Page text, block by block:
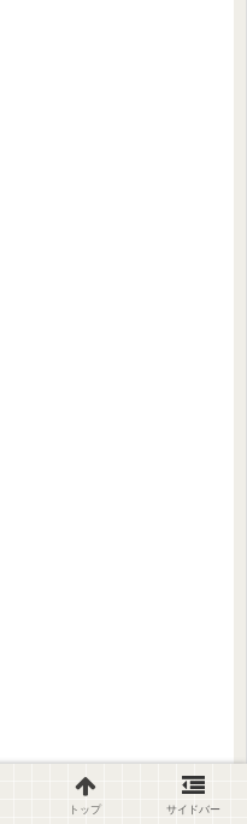
トップ サイドバー